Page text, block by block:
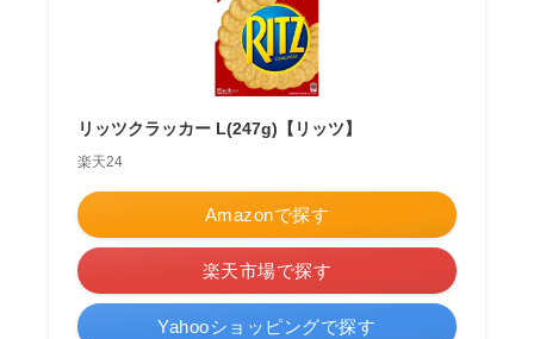
リッツクラッカー L(247g)【リッツ】
楽天24
Amazonで探す
楽天市場で探す
Yahooショッピングで探す